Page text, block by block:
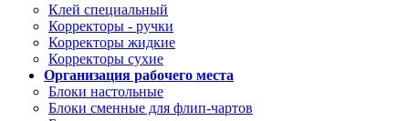
Клей специальный
Корректоры - ручки
Корректоры жидкие
Корректоры сухие
Организация рабочего места
Блоки настольные
Блоки сменные для флип-чартов